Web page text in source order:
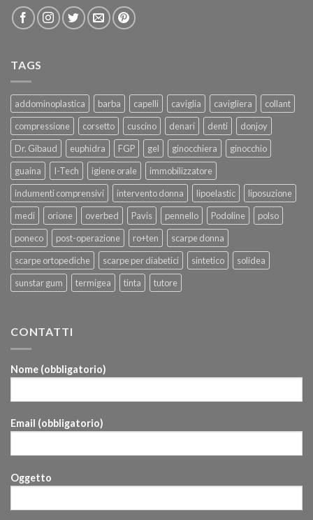
TAGS
addominoplastica barba capelli caviglia cavigliera
collant
compressione
corsetto cuscino denari denti
donjoy
Dr. Gibaud
euphidra FGP gel ginocchiera
ginocchio
guaina
I-Tech igiene orale
immobilizzatore
indumenti comprensivi
intervento donna lipoelastic
liposuzione
medi
orione overbed Pavis pennello Podoline
polso
poneco
post-operazione ro+ten
scarpe donna
scarpe ortopediche
scarpe per diabetici sintetico
solidea
sunstar gum
termigea tinta tutore
CONTATTI
Nome (obbligatorio)
Email (obbligatorio)
Oggetto